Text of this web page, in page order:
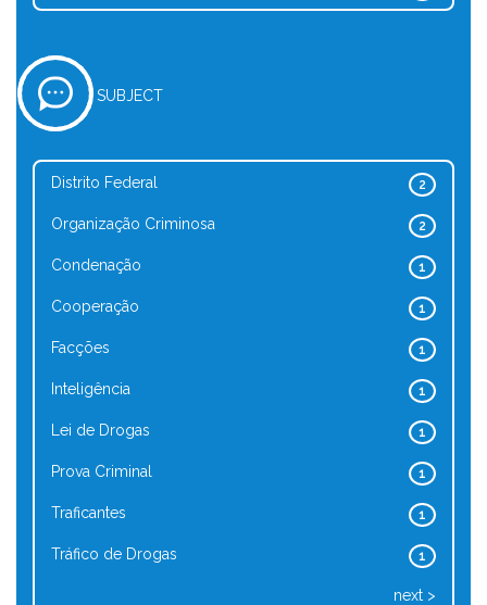
SUBJECT
2
Distrito Federal
2
Organização Criminosa
1
Condenação
1
Cooperação
1
Facções
1
Inteligência
1
Lei de Drogas
1
Prova Criminal
1
Traficantes
1
Tráfico de Drogas
next >